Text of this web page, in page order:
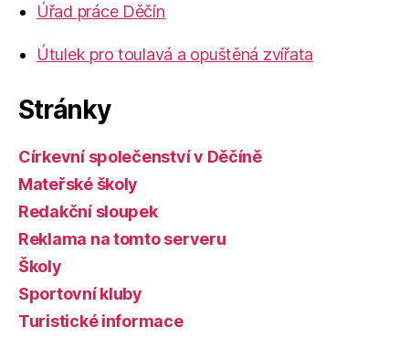
Úřad práce Děčín
Útulek pro toulavá a opuštěná zvířata
Stránky
Církevní společenství v Děčíně
Mateřské školy
Redakční sloupek
Reklama na tomto serveru
Školy
Sportovní kluby
Turistické informace